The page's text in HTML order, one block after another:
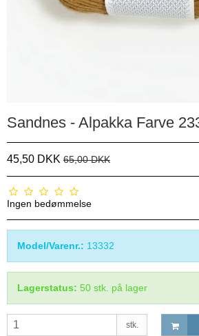
Sandnes - Alpakka Farve
45,50 DKK 65,00 DKK
Ingen bedømmelse
Model/Varenr.: 13332
Lagerstatus: 50 stk. på lager
stk.